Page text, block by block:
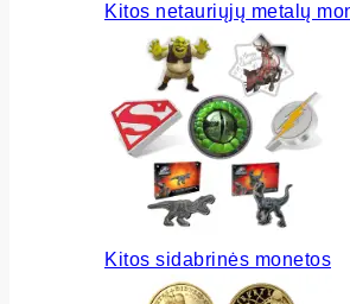
Kitos netauriųjų metalų
Kitos sidabrinės monetos